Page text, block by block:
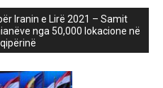
Iranin e Lirë 2021 – Samit
nga 50,000 lokacione në